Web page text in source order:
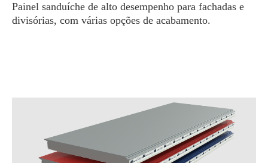
Painel sanduíche de alto desempenho para fachadas e
divisórias, com várias opções de acabamento.